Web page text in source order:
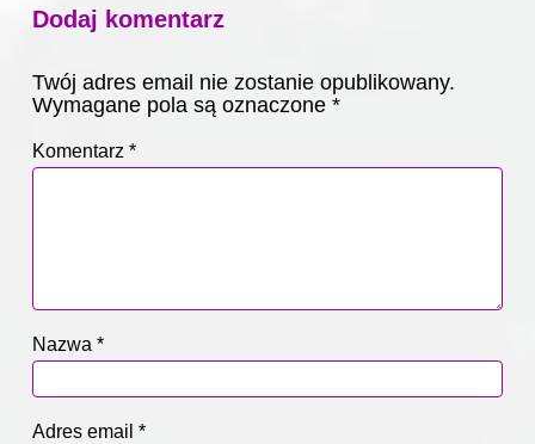
Dodaj komentarz
Twój adres email nie zostanie opublikowany.
Wymagane pola są oznaczone *
Komentarz *
Nazwa *
Adres email *